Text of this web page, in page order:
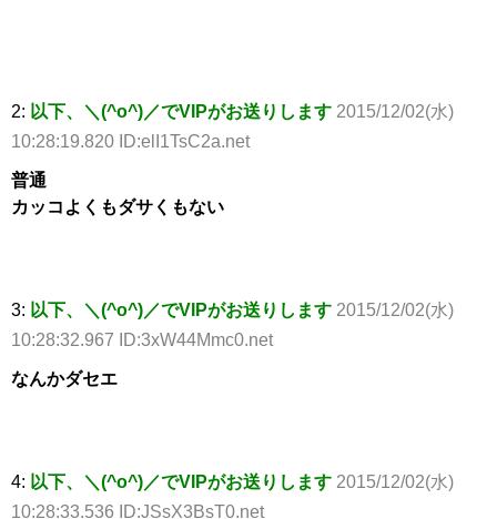
2: 以下、＼(^o^)／でVIPがお送りします 2015/12/02(水)
10:28:19.820 ID:elI1TsC2a.net
普通
カッコよくもダサくもない
3: 以下、＼(^o^)／でVIPがお送りします 2015/12/02(水)
10:28:32.967 ID:3xW44Mmc0.net
なんかダセエ
4: 以下、＼(^o^)／でVIPがお送りします 2015/12/02(水)
10:28:33.536 ID:JSsX3BsT0.net